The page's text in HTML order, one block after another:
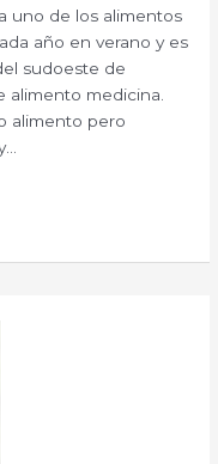
uno de los alimentos
año en verano y es
sudoeste de
alimento medicina.
alimento pero